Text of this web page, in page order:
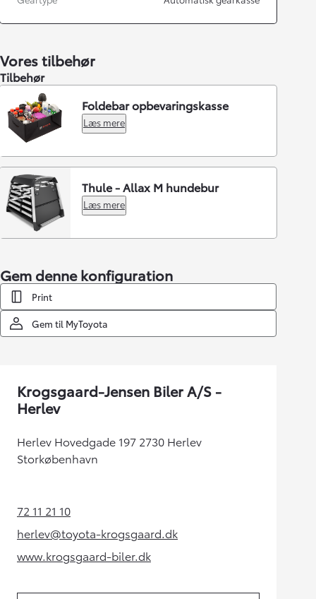
Vores tilbehør
Tilbehør
Foldebar opbevaringskasse
Læs mere
Thule - Allax M hundebur
Læs mere
Gem denne konfiguration
Print
Gem til MyToyota
Krogsgaard-Jensen Biler A/S -
Herlev
Herlev Hovedgade 197 2730 Herlev
Storkøbenhavn
72 11 21 10(Opens in new tab)
herlev@toyota-krogsgaard.dk
(Opens in new tab)
www.krogsgaard-biler.dk
(Opens in new tab)